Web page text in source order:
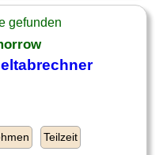
gefunden
Teilzeit